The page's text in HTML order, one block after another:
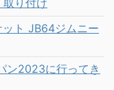
り付け
ット JB64ジムニー
ン2023に行ってき